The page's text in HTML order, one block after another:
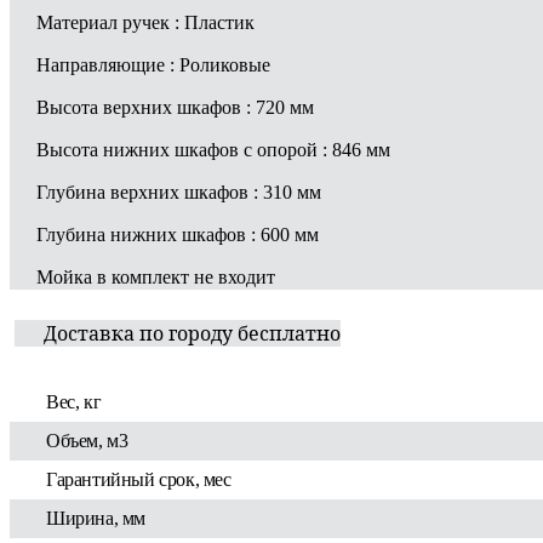
Материал ручек : Пластик
Направляющие : Роликовые
Высота верхних шкафов : 720 мм
Высота нижних шкафов с опорой : 846 мм
Глубина верхних шкафов : 310 мм
Глубина нижних шкафов : 600 мм
Мойка в комплект не входит
Доставка по городу бесплатно
Вес, кг
Объем, м3
Гарантийный срок, мес
Ширина, мм